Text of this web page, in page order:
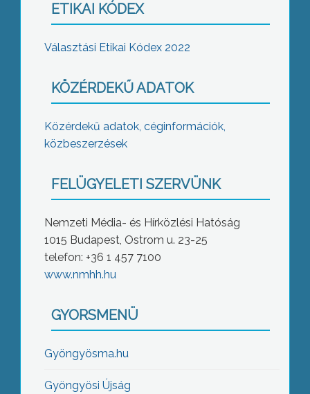
ETIKAI KÓDEX
Választási Etikai Kódex 2022
KÖZÉRDEKŰ ADATOK
Közérdekű adatok, céginformációk,
közbeszerzések
FELÜGYELETI SZERVÜNK
Nemzeti Média- és Hírközlési Hatóság
1015 Budapest, Ostrom u. 23-25
telefon: +36 1 457 7100
www.nmhh.hu
GYORSMENÜ
Gyöngyösma.hu
Gyöngyösi Újság